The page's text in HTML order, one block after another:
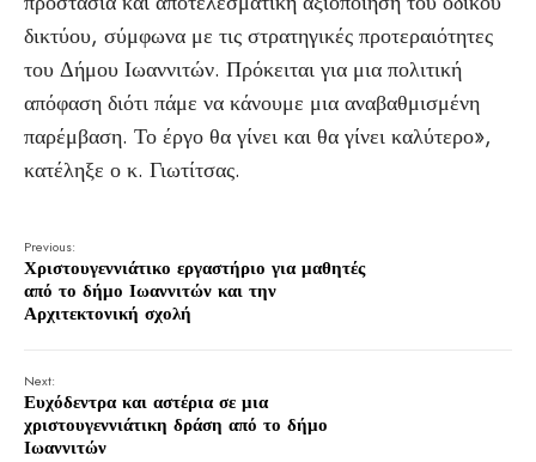
δικτύου, σύμφωνα με τις στρατηγικές προτεραιότητες
του Δήμου Ιωαννιτών. Πρόκειται για μια πολιτική
απόφαση διότι πάμε να κάνουμε μια αναβαθμισμένη
παρέμβαση. Το έργο θα γίνει και θα γίνει καλύτερο»,
κατέληξε ο κ. Γιωτίτσας.
Previous:
Χριστουγεννιάτικο εργαστήριο για μαθητές
από το δήμο Ιωαννιτών και την
Αρχιτεκτονική σχολή
Next:
Ευχόδεντρα και αστέρια σε μια
χριστουγεννιάτικη δράση από το δήμο
Ιωαννιτών